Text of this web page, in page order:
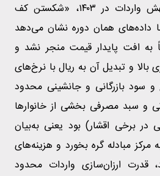
هدف سیاست‌گذار از جهش واردات در ۱۴۰۳، «شکستن کف
داده‌های همان دوره نشان می‌دهد
به افت پایدار قیمت منجر نشد و
بالا و تبدیل آن به ریال با نرخ‌های
و سود بازرگانی و جانشینی محدود
و سبد مصرفی بخشی از خانوارها
برخی اقشار) بود یعنی به‌بیان
مرکز مبادله گره بخورد و هزینه‌های
قدرت ارزان‌سازی واردات محدود